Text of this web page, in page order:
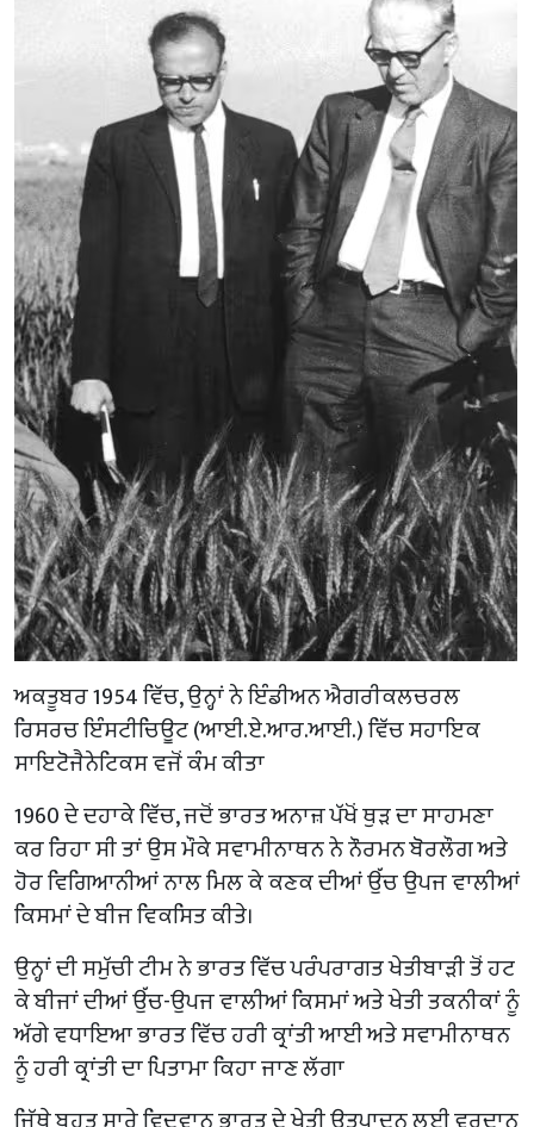
ਅਕਤੂਬਰ 1954 ਵਿੱਚ, ਉਨ੍ਹਾਂ ਨੇ ਇੰਡੀਅਨ ਐਗਰੀਕਲਚਰਲ
ਰਿਸਰਚ ਇੰਸਟੀਚਿਊਟ (ਆਈ.ਏ.ਆਰ.ਆਈ.) ਵਿੱਚ ਸਹਾਇਕ
ਸਾਇਟੋਜੈਨੇਟਿਕਸ ਵਜੋਂ ਕੰਮ ਕੀਤਾ
1960 ਦੇ ਦਹਾਕੇ ਵਿੱਚ, ਜਦੋਂ ਭਾਰਤ ਅਨਾਜ਼ ਪੱਖੋਂ ਥੁੜ ਦਾ ਸਾਹਮਣਾ
ਕਰ ਰਿਹਾ ਸੀ ਤਾਂ ਉਸ ਮੌਕੇ ਸਵਾਮੀਨਾਥਨ ਨੇ ਨੌਰਮਨ ਬੋਰਲੌਗ ਅਤੇ
ਹੋਰ ਵਿਗਿਆਨੀਆਂ ਨਾਲ ਮਿਲ ਕੇ ਕਣਕ ਦੀਆਂ ਉੱਚ ਉਪਜ ਵਾਲੀਆਂ
ਕਿਸਮਾਂ ਦੇ ਬੀਜ ਵਿਕਸਿਤ ਕੀਤੇ।
ਉਨ੍ਹਾਂ ਦੀ ਸਮੁੱਚੀ ਟੀਮ ਨੇ ਭਾਰਤ ਵਿੱਚ ਪਰੰਪਰਾਗਤ ਖੇਤੀਬਾੜੀ ਤੋਂ ਹਟ
ਕੇ ਬੀਜਾਂ ਦੀਆਂ ਉੱਚ-ਉਪਜ ਵਾਲੀਆਂ ਕਿਸਮਾਂ ਅਤੇ ਖੇਤੀ ਤਕਨੀਕਾਂ ਨੂੰ
ਅੱਗੇ ਵਧਾਇਆ ਭਾਰਤ ਵਿੱਚ ਹਰੀ ਕ੍ਰਾਂਤੀ ਆਈ ਅਤੇ ਸਵਾਮੀਨਾਥਨ
ਨੂੰ ਹਰੀ ਕ੍ਰਾਂਤੀ ਦਾ ਪਿਤਾਮਾ ਕਿਹਾ ਜਾਣ ਲੱਗਾ